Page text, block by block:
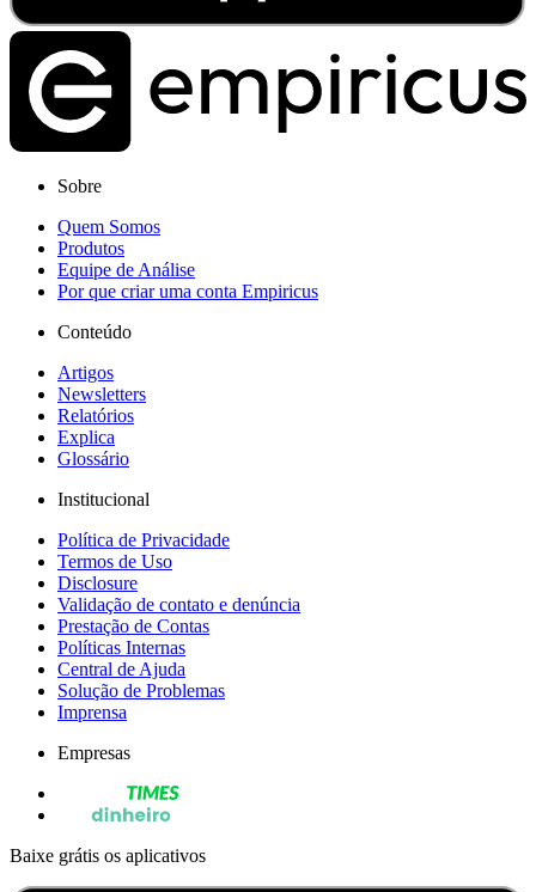
Sobre
Quem Somos
Produtos
Equipe de Análise
Por que criar uma conta Empiricus
Conteúdo
Artigos
Newsletters
Relatórios
Explica
Glossário
Institucional
Política de Privacidade
Termos de Uso
Disclosure
Validação de contato e denúncia
Prestação de Contas
Políticas Internas
Central de Ajuda
Solução de Problemas
Imprensa
Empresas
Baixe grátis os aplicativos